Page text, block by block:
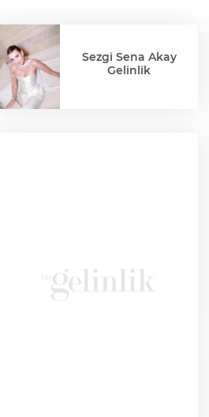
Sezgi Sena Akay
Gelinlik